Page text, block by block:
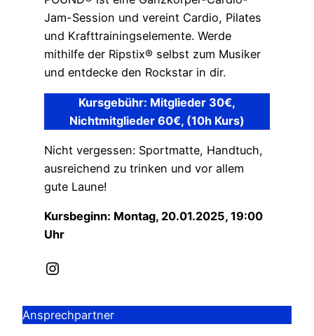
Jam-Session und vereint Cardio, Pilates
und Krafttrainingselemente. Werde
mithilfe der Ripstix® selbst zum Musiker
und entdecke den Rockstar in dir.
Kursgebühr: Mitglieder 30€,
Nichtmitglieder 60€, (10h Kurs)
Nicht vergessen: Sportmatte, Handtuch,
ausreichend zu trinken und vor allem
gute Laune!
Kursbeginn: Montag, 20.01.2025, 19:00
Uhr
Instagram
Ansprechpartner